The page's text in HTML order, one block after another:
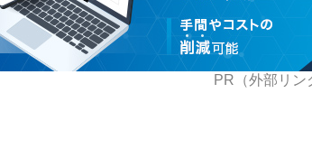
PR（外部リン